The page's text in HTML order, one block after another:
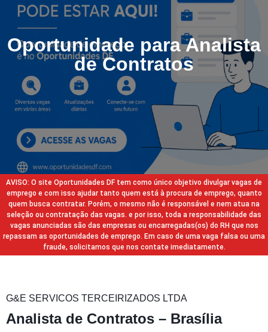
Oportunidade para Analista
de Contratos
AVISO: O site Oportunidades DF tem como único objetivo divulgar vagas de
emprego e com isso ajudar tanto quem está à procura de emprego, quanto
quem busca contratar. Porém, o mesmo não é responsável e nem atua na
seleção ou contratação das vagas. e por isso, toda a responsabilidade das
vagas anunciadas são das empresas ou encarregadas(os) do RH que nos
repassam as oportunidades de emprego. Em caso de uma vaga falsa ou uma
fraude, solicitamos que nos contate imediatamente.
G&E SERVICOS TERCEIRIZADOS LTDA
Analista de Contratos – Brasília